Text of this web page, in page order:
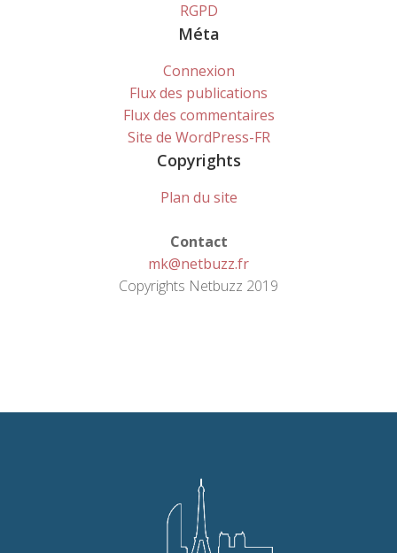
RGPD
Méta
Connexion
Flux des publications
Flux des commentaires
Site de WordPress-FR
Copyrights
Plan du site
Contact
mk@netbuzz.fr
Copyrights Netbuzz 2019